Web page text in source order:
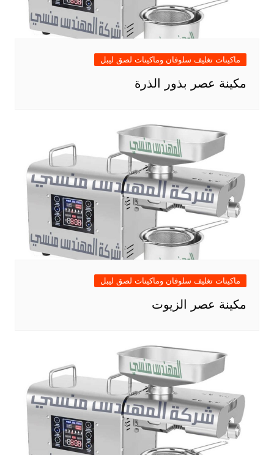
ماكينات تغليف سلوفان وماكينات لصق ليبل
مكينة عصر بذور الذرة
ماكينات تغليف سلوفان وماكينات لصق ليبل
مكينة عصر الزيوت